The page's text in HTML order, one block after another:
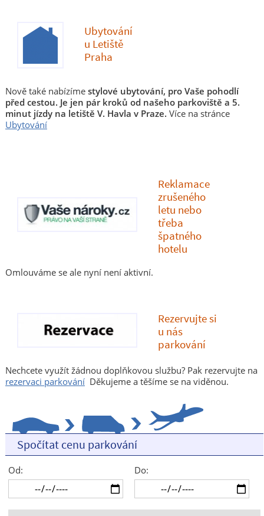
Ubytování
u Letiště
Praha
Nově také nabízíme stylové ubytování, pro Vaše pohodlí
před cestou. Je jen pár kroků od našeho parkoviště a 5.
minut jízdy na letiště V. Havla v Praze. Více na stránce
Ubytování
Reklamace
zrušeného
letu nebo
třeba
špatného
hotelu
Omlouváme se ale nyní není aktivní.
Rezervujte si
u nás
parkování
Nechcete využít žádnou doplňkovou službu? Pak rezervujte na
rezervaci parkováníDěkujeme a těšíme se na viděnou.
Spočítat cenu parkování
Od: Do: